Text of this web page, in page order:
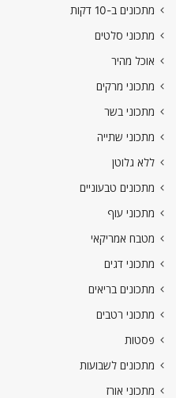
מתכונים ב-10 דקות
מתכוני סלטים
אוכל מהיר
מתכוני מרקים
מתכוני בשר
מתכוני שתייה
ללא גלוטן
מתכונים טבעוניים
מתכוני עוף
מטבח אמריקאי
מתכוני דגים
מתכונים בריאים
מתכוני רטבים
פסטות
מתכונים לשבועות
מתכוני אורז